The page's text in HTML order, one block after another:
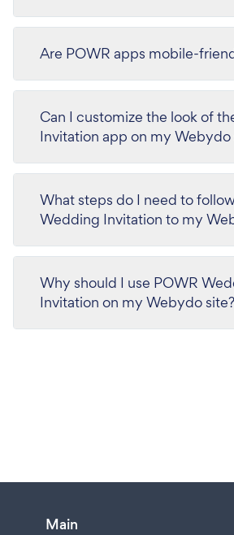
Are POWR apps mobile-
Can I customize the look of
Invitation app on my Webydo
What steps do I need to
Wedding Invitation to my
Why should I use POWR
Invitation on my Webydo site?
Main